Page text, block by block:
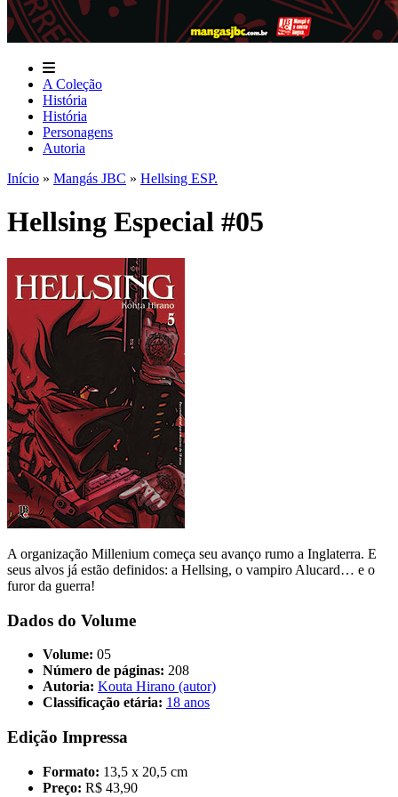
A Coleção
História
História
Personagens
Autoria
Início » Mangás JBC » Hellsing ESP.
Hellsing Especial #05
A organização Millenium começa seu avanço rumo a Inglaterra. E
seus alvos já estão definidos: a Hellsing, o vampiro Alucard… e o
furor da guerra!
Dados do Volume
Volume: 05
Número de páginas: 208
Autoria: Kouta Hirano (autor)
Classificação etária: 18 anos
Edição Impressa
Formato: 13,5 x 20,5 cm
Preço: R$ 43,90